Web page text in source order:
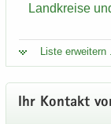
Land­krei­se
Liste er­wei­tern
Ihr Kon­takt